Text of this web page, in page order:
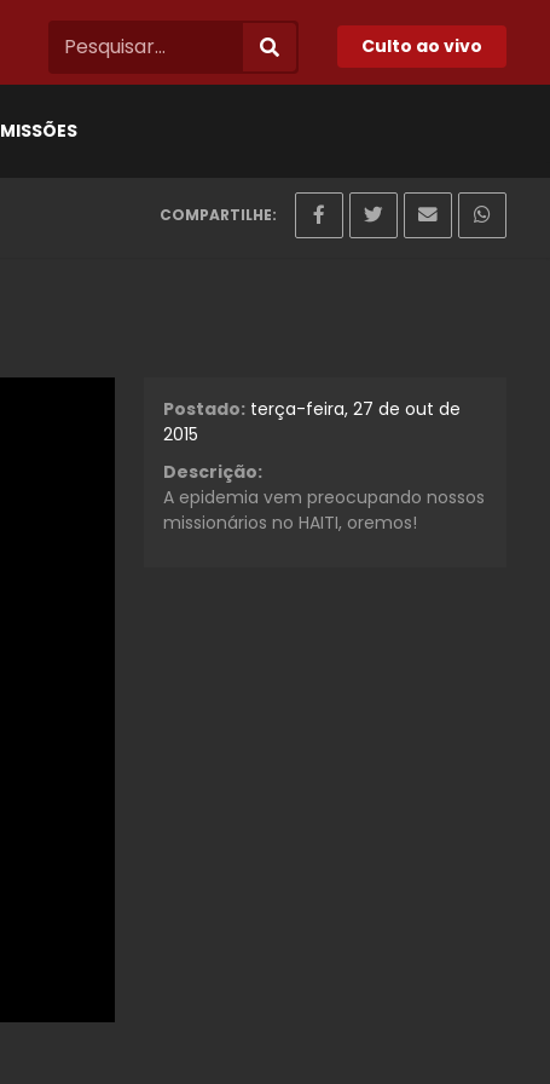
Culto ao vivo
MISSÕES
COMPARTILHE:
Postado: terça-feira, 27 de out de
2015
Descrição:
A epidemia vem preocupando nossos
missionários no HAITI, oremos!